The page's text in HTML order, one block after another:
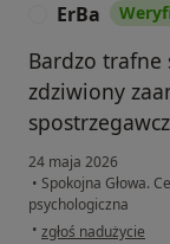
ErBa
Bardzo trafne
zdziwiony
24 maja 2026
• Spokojna Głowa.
psychologiczna
• w opinii użytkownika
zgłoś nadużycie